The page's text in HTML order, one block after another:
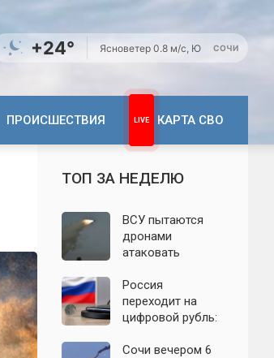
+24° Ясноветер 0.8 м/с, Ю СОЧИ
ПРОИСШЕСТВИЯ КАРТА СВО
ТОП ЗА НЕДЕЛЮ
ВСУ пытаются
дронами
атаковать
Крыма: свежие
подробности
налёта на
06.08.2026
Россия
переходит на
цифровой рубль:
систему сравнили
Сочи вечером 6